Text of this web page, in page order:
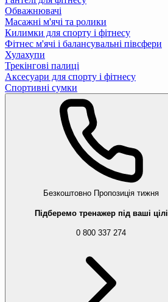
Обважнювачі
Масажні м'ячі та ролики
Килимки для спорту і фітнесу
Фітнес м'ячі і балансувальні півсфери
Хулахупи
Трекінгові палиці
Аксесуари для спорту і фітнесу
Спортивні сумки
Безкоштовно Пропозиція тижня
Підберемо тренажер під ваші цілі
0 800 337 274